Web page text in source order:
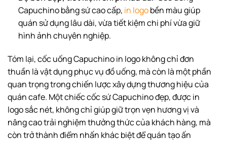
Capuchino bằng sứ cao cấp, in logobền màu giúp
quán sử dụng lâu dài, vừa tiết kiệm chi phí vừa giữ
hình ảnh chuyên nghiệp.
Tóm lại, cốc uống Capuchino in logo không chỉ đơn
thuần là vật dụng phục vụ đồ uống, mà còn là một phần
quan trọng trong chiến lược xây dựng thương hiệu của
quán cafe. Một chiếc cốc sứ Capuchino đẹp, được in
logo sắc nét, không chỉ giúp giữ trọn vẹn hương vị và
nâng cao trải nghiệm thưởng thức của khách hàng, mà
còn trở thành điểm nhấn khác biệt để quán tạo ấn